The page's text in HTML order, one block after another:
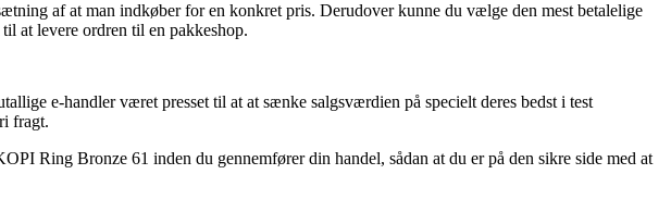
af at man indkøber for en konkret pris. Derudover kunne du vælge den mest betalelige
at levere ordren til en pakkeshop.
e-handler været presset til at at sænke salgsværdien på specielt deres bedst i test
fragt.
Ring Bronze 61 inden du gennemfører din handel, sådan at du er på den sikre side med at